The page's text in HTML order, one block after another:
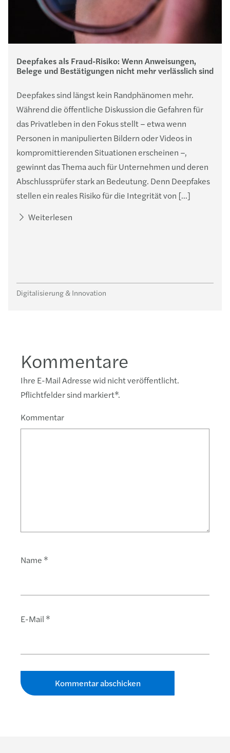
Deepfakes als Fraud-Risiko: Wenn Anweisungen,
Belege und Bestätigungen nicht mehr verlässlich sind
Deepfakes sind längst kein Randphänomen mehr.
Während die öffentliche Diskussion die Gefahren für
das Privatleben in den Fokus stellt – etwa wenn
Personen in manipulierten Bildern oder Videos in
kompromittierenden Situationen erscheinen –,
gewinnt das Thema auch für Unternehmen und deren
Abschlussprüfer stark an Bedeutung. Denn Deepfakes
stellen ein reales Risiko für die Integrität von […]
Weiterlesen
Digitalisierung & Innovation
Kommentare
Ihre E-Mail Adresse wid nicht veröffentlicht.
Pflichtfelder sind markiert*.
Kommentar
Name *
E-Mail *